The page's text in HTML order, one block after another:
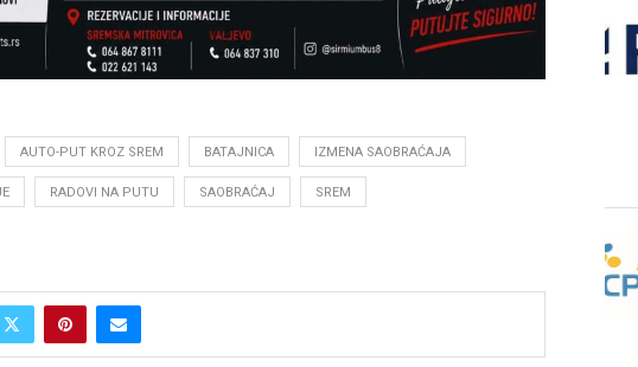
AUTO-PUT KROZ SREM BATAJNICA IZMENA SAOBRAĆAJA
RADOVI NA PUTU SAOBRAĆAJ SREM